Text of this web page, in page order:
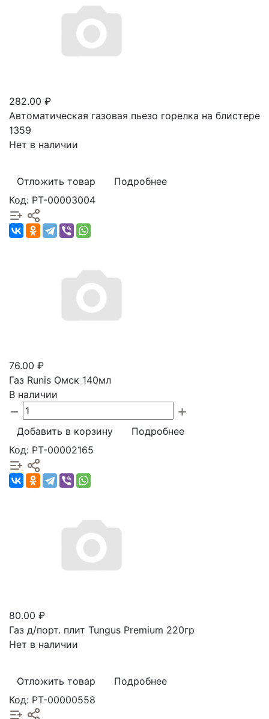
282.00 ₽
Автоматическая газовая пьезо горелка на блистере
1359
Нет в наличии
Отложить товар
Подробнее
Код: РТ-00003004
76.00 ₽
Газ Runis Омск 140мл
В наличии
Добавить в корзину
Подробнее
Код: РТ-00002165
80.00 ₽
Газ д/порт. плит Tungus Premium 220гр
Нет в наличии
Отложить товар
Подробнее
Код: РТ-00000558